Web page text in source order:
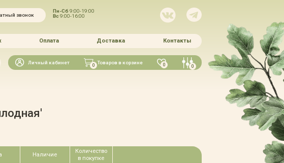
звонок
Пн-Сб9:00-19:00
Вс9:00-16:00
Оплата Доставка Контакты
Искать
Личный кабинет 0 Товаров в корзине 0 0
Наличие
Количество
в покупке